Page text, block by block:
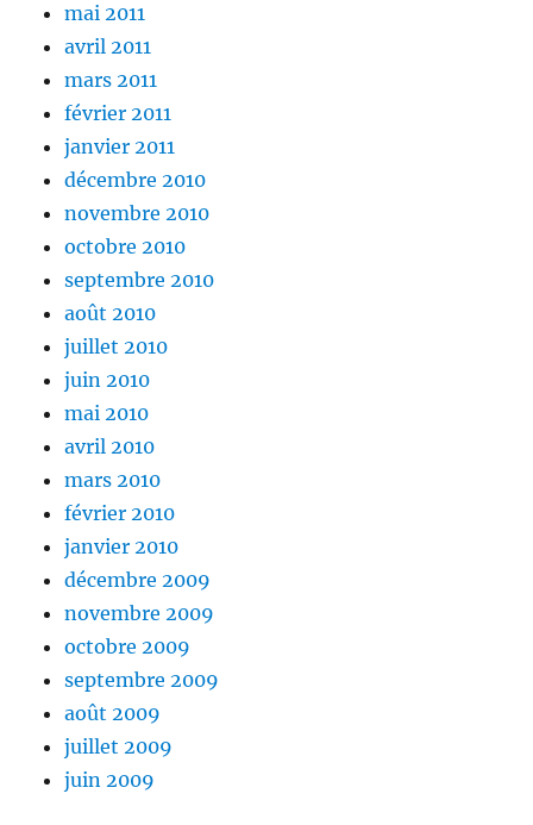
mai 2011
avril 2011
mars 2011
février 2011
janvier 2011
décembre 2010
novembre 2010
octobre 2010
septembre 2010
août 2010
juillet 2010
juin 2010
mai 2010
avril 2010
mars 2010
février 2010
janvier 2010
décembre 2009
novembre 2009
octobre 2009
septembre 2009
août 2009
juillet 2009
juin 2009